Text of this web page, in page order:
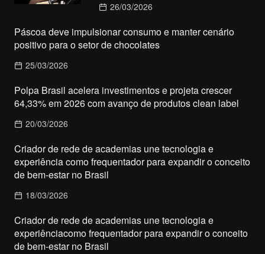
26/03/2026
Páscoa deve impulsionar consumo e manter cenário
positivo para o setor de chocolates
25/03/2026
Polpa Brasil acelera investimentos e projeta crescer
64,33% em 2026 com avanço de produtos clean label
20/03/2026
Criador de rede de academias une tecnologia e
experiência como frequentador para expandir o conceito
de bem-estar no Brasil
18/03/2026
Criador de rede de academias une tecnologia e
experiênciacomo frequentador para expandir o conceito
de bem-estar no Brasil